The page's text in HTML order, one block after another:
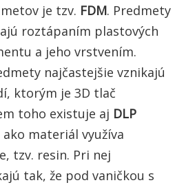
je tzv. FDM. Predmety
roztápaním plastových
a jeho vrstvením.
najčastejšie vznikajú
ktorým je 3D tlač
toho existuje aj DLP
materiál využíva
tzv. resin. Pri nej
tak, že pod vaničkou s